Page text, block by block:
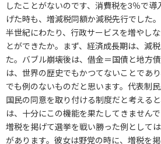
したことがないのです、消費税を3％で
げた時も、増減税同額か減税先行でした。
半世紀にわたり、行政サービスを増やし
とができたか。まず、経済成長期は、減
た。バブル崩壊後は、借金＝国債と地方
は、世界の歴史でもかつてないことであ
でも例のないものだと思います。代表制
国民の同意を取り付ける制度だと考える
は、十分にこの機能を果たしてきませんで
増税を掲げて選挙を戦い勝った例として
があります。彼女は野党の時に、増税を